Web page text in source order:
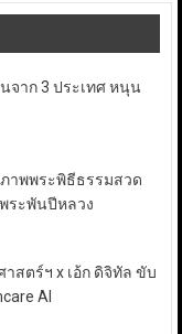
จาก 3 ประเทศ หนุน
ภาพพระพิธีธรรมสวด
ระพันปีหลวง
สตร์ฯ x เอ้ก ดิจิทัล ขับ
AI